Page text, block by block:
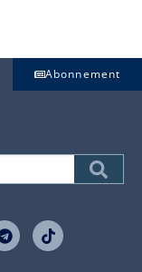
Abonnement